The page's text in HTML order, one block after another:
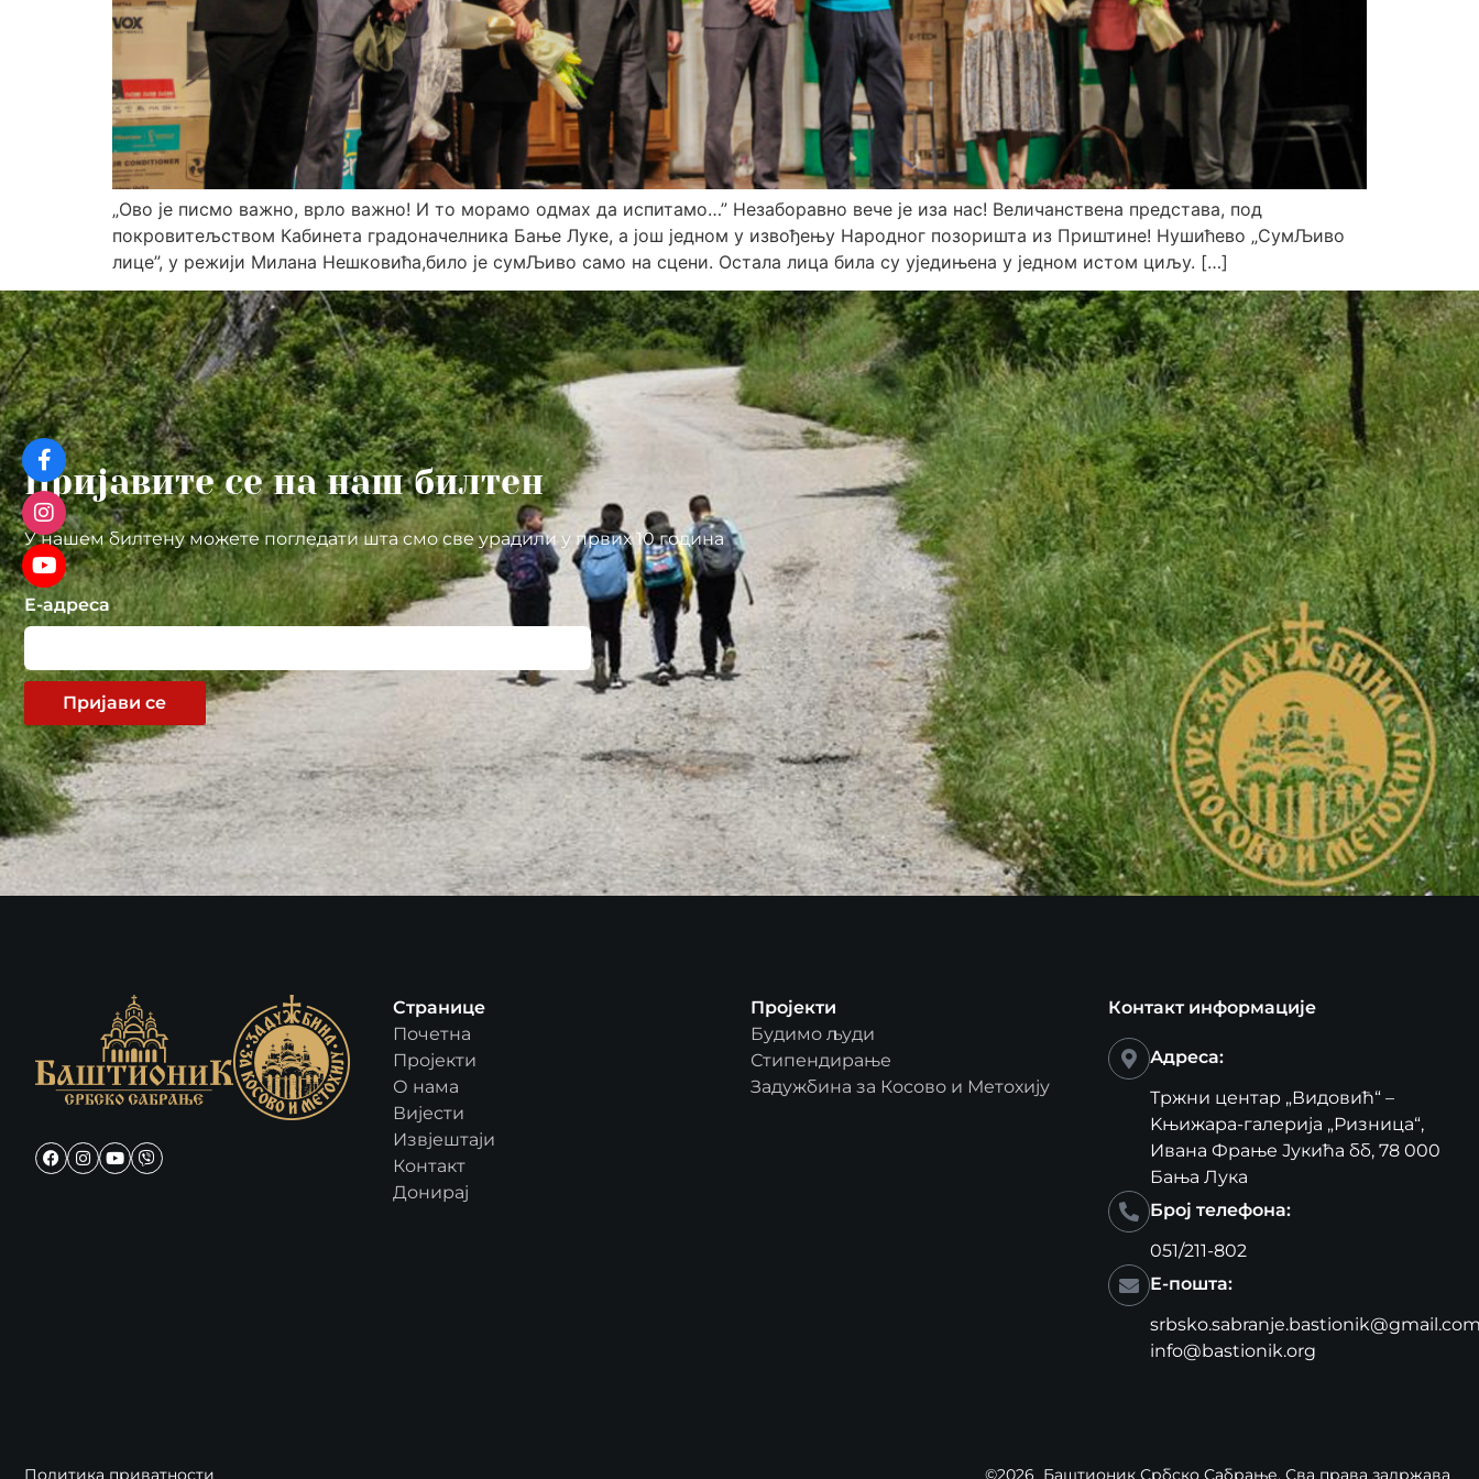
„Ово је писмо важно, врло важно! И то морамо одмах да испитамо…” Незаборавно вече је иза нас! Величанствена представа, под
покровитељством Кабинета градоначелника Бање Луке, а још једном у извођењу Народног позоришта из Приштине! Нушићево „СумЉиво
лице”, у режији Милана Нешковића,било је сумЉиво само на сцени. Остала лица била су уједињена у једном истом циљу. […]
Пријавите се на наш билтен
У нашем билтену можете погледати шта смо све урадили у првих 10 година
Е-адреса
Пријави се
Странице
Почетна
Пројекти
О нама
Вијести
Извјештаји
Контакт
Донирај
Пројекти
Будимо људи
Стипендирање
Задужбина за Косово и Метохију
Контакт информације
Адреса:
Тржни центар „Видовић“ –
Kњижара-галерија „Ризница“,
Ивана Фрање Јукића бб, 78 000
Бања Лука
Број телефона:
051/211-802
Е-пошта:
info@bastionik.org
Политика приватности ©2026 Баштионик Србско Сабрање, Сва права задржава